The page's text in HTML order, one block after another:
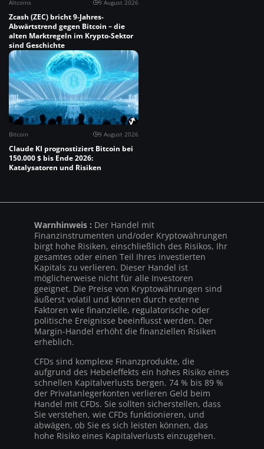
Altcoins 9 August 2026
Zcash (ZEC) bricht 9-Jahres-
Abwärtstrend gegen Bitcoin – die
alten Marktregeln im Krypto-Sektor
sind Geschichte
Bitcoin 9 August 2026
Claude KI prognostiziert Bitcoin bei
150.000 $ bis Ende 2026:
Katalysatoren und Risiken
Warnhinweis : Der Handel mit
Finanzinstrumenten und/oder Kryptowährungen
birgt hohe Risiken, einschließlich des Risikos, Ihr
gesamtes oder einen Teil Ihres investierten
Kapitals zu verlieren. Dieser Handel ist
möglicherweise nicht für alle Investoren
geeignet. Die Preise von Kryptowährungen sind
äußerst volatil und können durch externe
Faktoren wie finanzielle, regulatorische oder
politische Ereignisse beeinflusst werden. Der
Margin-Handel erhöht die finanziellen Risiken
erheblich.
CFDs sind komplexe Finanzprodukte, die
aufgrund des Hebeleffekts ein hohes Risiko eines
schnellen Kapitalverlusts bergen. 74 % bis 89 %
der Privatanlegerkonten verlieren Geld beim
Handel mit CFDs. Sie sollten sicherstellen, dass
Sie verstehen, wie CFDs funktionieren, und
abwägen, ob Sie es sich leisten können, das
hohe Risiko eines Kapitalverlusts einzugehen.